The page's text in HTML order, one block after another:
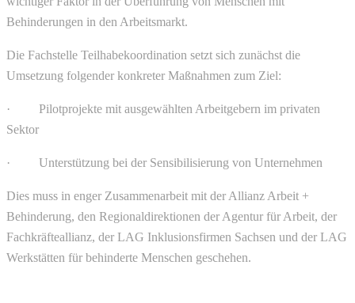
Behinderungen in den Arbeitsmarkt.
Die Fachstelle Teilhabekoordination setzt sich zunächst die
Umsetzung folgender konkreter Maßnahmen zum Ziel:
· Pilotprojekte mit ausgewählten Arbeitgebern im privaten
Sektor
· Unterstützung bei der Sensibilisierung von Unternehmen
Dies muss in enger Zusammenarbeit mit der Allianz Arbeit +
Behinderung, den Regionaldirektionen der Agentur für Arbeit, der
Fachkräfteallianz, der LAG Inklusionsfirmen Sachsen und der LAG
Werkstätten für behinderte Menschen geschehen.